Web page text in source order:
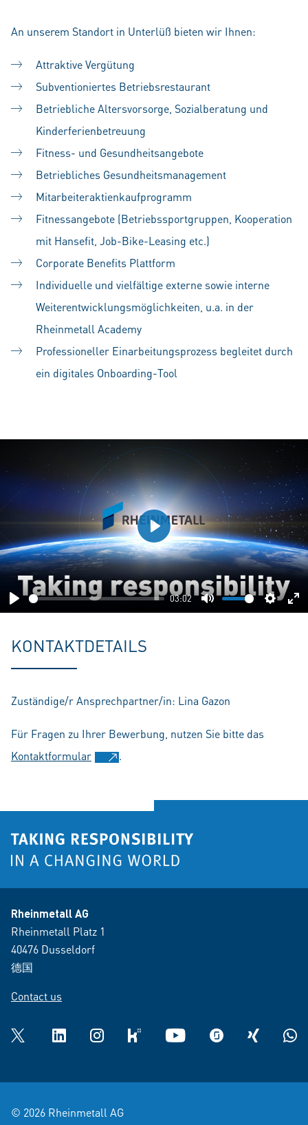
An unserem Standort in Unterlüß bieten wir Ihnen:
Attraktive Vergütung
Subventioniertes Betriebsrestaurant
Betriebliche Altersvorsorge, Sozialberatung und
Kinderferienbetreuung
Fitness- und Gesundheitsangebote
Betriebliches Gesundheitsmanagement
Mitarbeiteraktienkaufprogramm
Fitnessangebote (Betriebssportgruppen, Kooperation
mit Hansefit, Job-Bike-Leasing etc.)
Corporate Benefits Plattform
Individuelle und vielfältige externe sowie interne
Weiterentwicklungsmöglichkeiten, u.a. in der
Rheinmetall Academy
Professioneller Einarbeitungsprozess begleitet durch
ein digitales Onboarding-Tool
Play
03:02
Mute
Play
KONTAKTDETAILS
Zuständige/r Ansprechpartner/in: Lina Gazon
Für Fragen zu Ihrer Bewerbung, nutzen Sie bitte das
Kontaktformular
.
Rheinmetall AG
Rheinmetall Platz 1
40476 Dusseldorf
德国
Contact us
Twitter LinkedInInstagramkununu YouTube glassdoorXING
© 2026 Rheinmetall AG